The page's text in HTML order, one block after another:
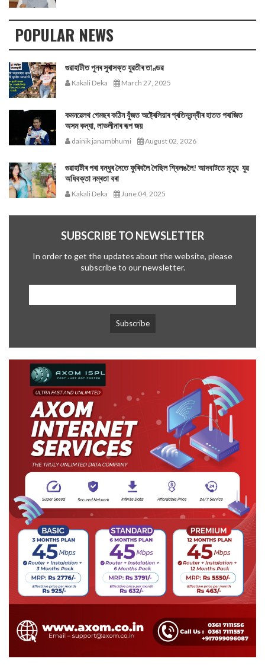
POPULAR NEWS
গুৱাহাটীত পুনৰ সুৰাসক্ত যুৱতীৰ তাণ্ডৱ
Kakali Deka March 27, 2025
কমনৱেলথ গেমছৰ কঠিন যুঁজত অষ্ট্ৰেলিয়াৰ প্ৰতিদ্বন্দ্বীৰ হাতত পৰাজিত
অসম কন্যা, লাভলীনাৰ ৰূপ জয়
dainik janambhumi August 02, 2026
গুৱাহাটীৰ পৰা বন্ধুৰ সৈতে ফুৰিবলৈ গৈছিল শ্বিলঙলৈ! আদবাটতে মৃত্যু যুৱ
অধিবক্তা নম্ৰতা বৰা
Kakali Deka June 04, 2025
SUBSCRIBE TO NEWSLETTER
In order to get the updates about the website, please
subscribe to our newsletter.